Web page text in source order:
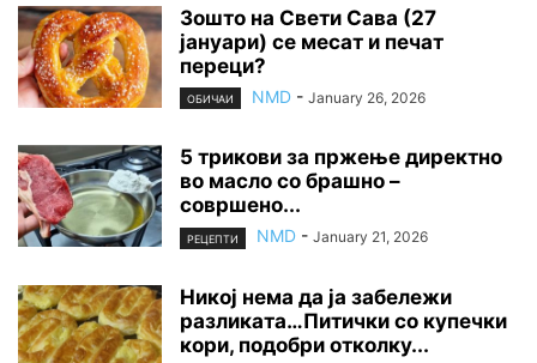
Зошто на Свети Сава (27
јануари) се месат и печат
переци?
ОБИЧАИ NMD - January 26, 2026
5 трикови за пржење директно
во масло со брашно –
совршено...
РЕЦЕПТИ NMD - January 21, 2026
Никој нема да ја забележи
разликата…Питички со купечки
кори, подобри отколку...